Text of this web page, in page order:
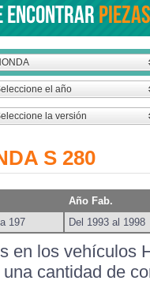
encontrar
el año
la versión
S 280
Año Fab.
197 Del 1993 al 1998
en los vehículos
cantidad de